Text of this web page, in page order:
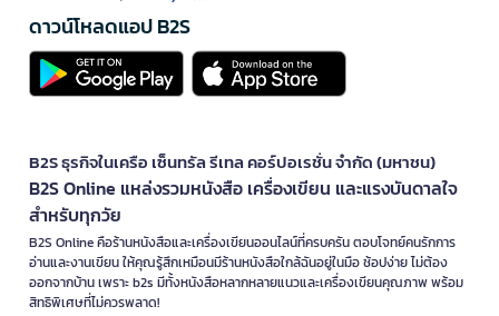
ดาวน์โหลดแอป B2S
B2S ธุรกิจในเครือ เซ็นทรัล รีเทล คอร์ปอเรชั่น จำกัด (มหาชน)
B2S Online แหล่งรวมหนังสือ เครื่องเขียน และแรงบันดาลใจ
สำหรับทุกวัย
B2S Online คือร้านหนังสือและเครื่องเขียนออนไลน์ที่ครบครัน ตอบโจทย์คนรักการ
อ่านและงานเขียน ให้คุณรู้สึกเหมือนมีร้านหนังสือใกล้ฉันอยู่ในมือ ช้อปง่าย ไม่ต้อง
ออกจากบ้าน เพราะ b2s มีทั้งหนังสือหลากหลายแนวและเครื่องเขียนคุณภาพ พร้อม
สิทธิพิเศษที่ไม่ควรพลาด!